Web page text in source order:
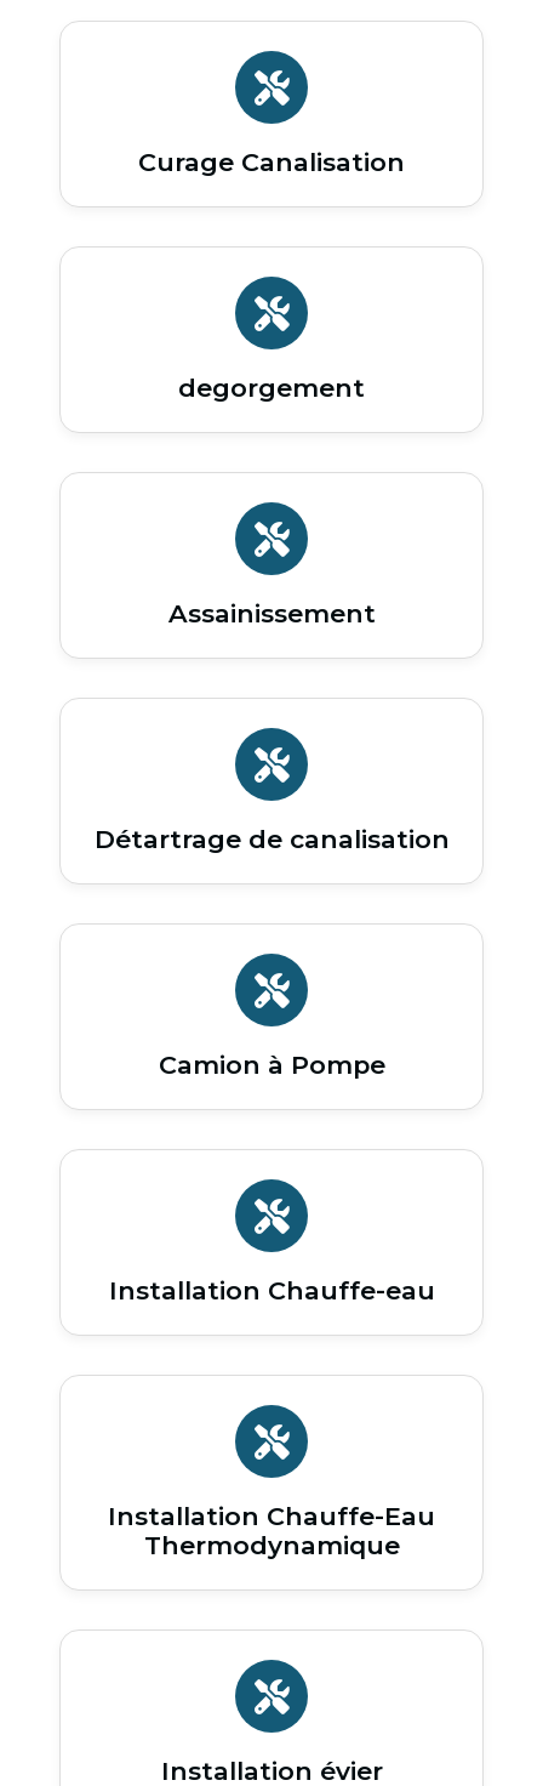
Curage Canalisation
degorgement
Assainissement
Détartrage de canalisation
Camion à Pompe
Installation Chauffe-eau
Installation Chauffe-Eau
Thermodynamique
Installation évier